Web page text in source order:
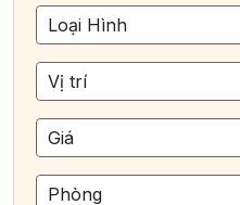
Loại Hình
Vị trí
Giá
Phòng